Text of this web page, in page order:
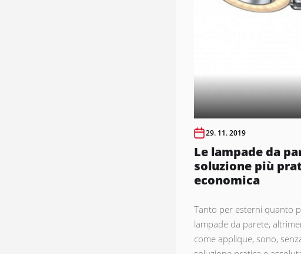
29. 11. 2019
Le lampade da
soluzione più
economica
Tanto per esterni quanto
lampade da parete,
come applique, sono,